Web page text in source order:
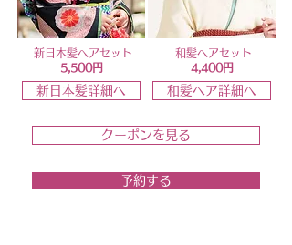
新日本髪ヘアセット
5,500円
新日本髪詳細へ
和髪ヘアセット
4,400円
和髪ヘア詳細へ
クーポンを見る
予約する